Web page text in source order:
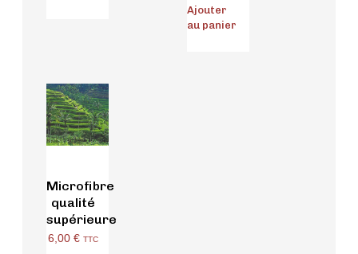
Ajouter
au panier
Microfibre
qualité
supérieure
6,00 € TTC